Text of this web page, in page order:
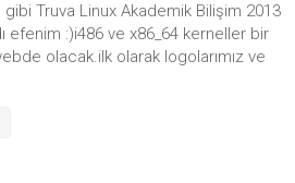
gibi Truva Linux Akademik Bilişim 2013
efenim :)i486 ve x86_64 kerneller bir
olacak.ilk olarak logolarımız ve